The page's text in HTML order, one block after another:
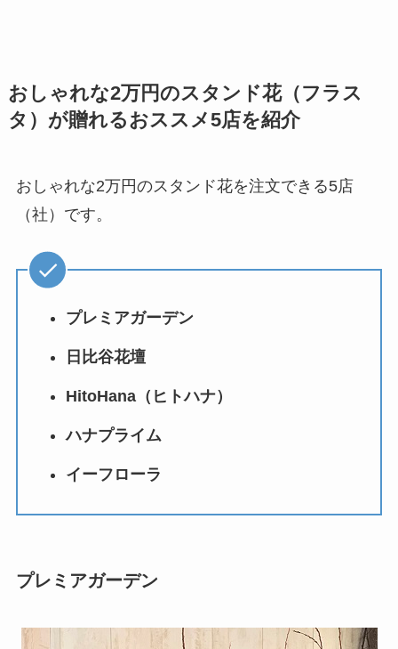
おしゃれな2万円のスタンド花（フラス
タ）が贈れるおススメ5店を紹介
おしゃれな2万円のスタンド花を注文できる5店
（社）です。
プレミアガーデン
日比谷花壇
HitoHana（ヒトハナ）
ハナプライム
イーフローラ
プレミアガーデン